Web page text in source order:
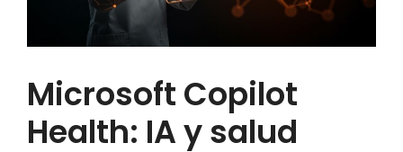
Microsoft Copilot
Health: IA y salud